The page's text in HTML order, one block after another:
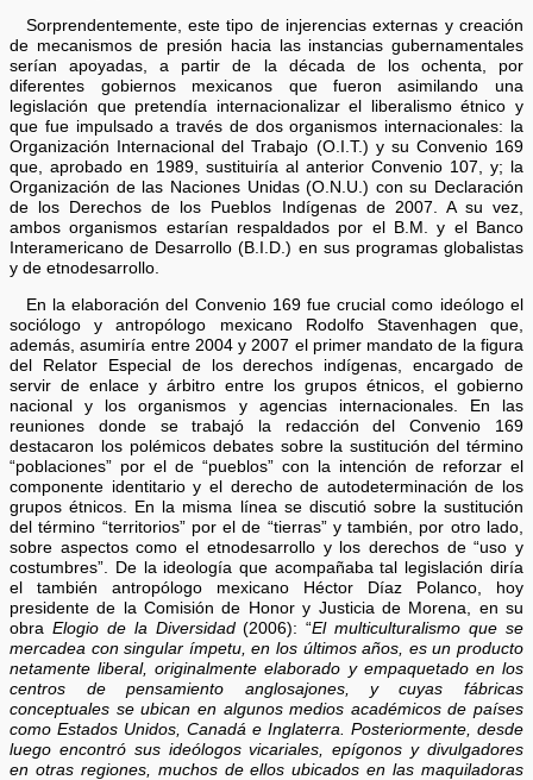
Sorprendentemente, este tipo de injerencias externas y creación
de mecanismos de presión hacia las instancias gubernamentales
serían apoyadas, a partir de la década de los ochenta, por
diferentes gobiernos mexicanos que fueron asimilando una
legislación que pretendía internacionalizar el liberalismo étnico y
que fue impulsado a través de dos organismos internacionales: la
Organización Internacional del Trabajo (O.I.T.) y su Convenio 169
que, aprobado en 1989, sustituiría al anterior Convenio 107, y; la
Organización de las Naciones Unidas (O.N.U.) con su Declaración
de los Derechos de los Pueblos Indígenas de 2007. A su vez,
ambos organismos estarían respaldados por el B.M. y el Banco
Interamericano de Desarrollo (B.I.D.) en sus programas globalistas
y de etnodesarrollo.
En la elaboración del Convenio 169 fue crucial como ideólogo el
sociólogo y antropólogo mexicano Rodolfo Stavenhagen que,
además, asumiría entre 2004 y 2007 el primer mandato de la figura
del Relator Especial de los derechos indígenas, encargado de
servir de enlace y árbitro entre los grupos étnicos, el gobierno
nacional y los organismos y agencias internacionales. En las
reuniones donde se trabajó la redacción del Convenio 169
destacaron los polémicos debates sobre la sustitución del término
“poblaciones” por el de “pueblos” con la intención de reforzar el
componente identitario y el derecho de autodeterminación de los
grupos étnicos. En la misma línea se discutió sobre la sustitución
del término “territorios” por el de “tierras” y también, por otro lado,
sobre aspectos como el etnodesarrollo y los derechos de “uso y
costumbres”. De la ideología que acompañaba tal legislación diría
el también antropólogo mexicano Héctor Díaz Polanco, hoy
presidente de la Comisión de Honor y Justicia de Morena, en su
obra Elogio de la Diversidad(2006): “El multiculturalismo que se
mercadea con singular ímpetu, en los últimos años, es un producto
netamente liberal, originalmente elaborado y empaquetado en los
centros de pensamiento anglosajones, y cuyas fábricas
conceptuales se ubican en algunos medios académicos de países
como Estados Unidos, Canadá e Inglaterra. Posteriormente, desde
luego encontró sus ideólogos vicariales, epígonos y divulgadores
en otras regiones, muchos de ellos ubicados en las maquiladoras